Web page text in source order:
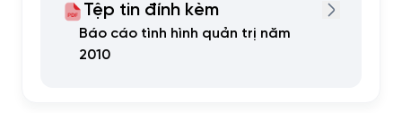
Tệp tin đính kèm
Báo cáo tình hình quản trị năm
2010